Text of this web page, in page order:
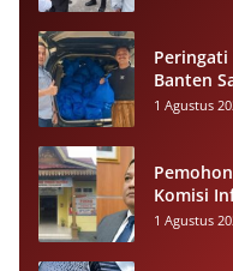
Peringati
Banten
Melalui
1 Agustus
Komisi
Tidak
1 Agustus